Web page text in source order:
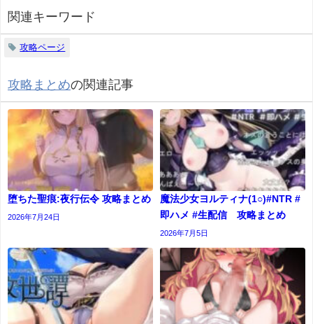
関連キーワード
攻略ページ
攻略まとめの関連記事
堕ちた聖痕:夜行伝令 攻略まとめ
2026年7月24日
魔法少女ヨルティナ(1○)#NTR #
即ハメ #生配信 攻略まとめ
2026年7月5日